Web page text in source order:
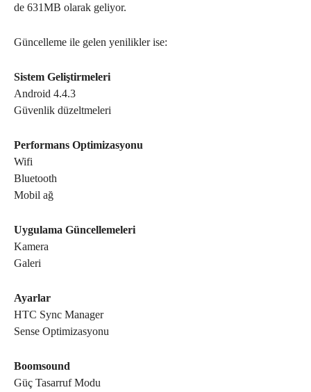
de 631MB olarak geliyor.
Güncelleme ile gelen yenilikler ise:
Sistem Geliştirmeleri
Android 4.4.3
Güvenlik düzeltmeleri
Performans Optimizasyonu
Wifi
Bluetooth
Mobil ağ
Uygulama Güncellemeleri
Kamera
Galeri
Ayarlar
HTC Sync Manager
Sense Optimizasyonu
Boomsound
Güç Tasarruf Modu